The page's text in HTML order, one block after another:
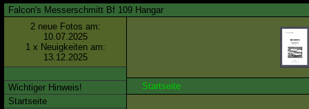
Falcon's Messerschmitt Bf 109 Hangar
2 neue Fotos am:
10.07.2025
1 x Neuigkeiten am:
13.12.2025
Wichtiger Hinweis!
Startseite
Startseite